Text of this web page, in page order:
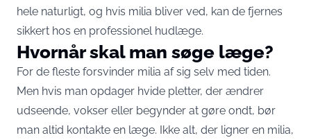
hele naturligt, og hvis milia bliver ved, kan de fjernes
sikkert hos en professionel hudlæge.
Hvornår skal man søge læge?
For de fleste forsvinder milia af sig selv med tiden.
Men hvis man opdager hvide pletter, der ændrer
udseende, vokser eller begynder at gøre ondt, bør
man altid kontakte en læge. Ikke alt, der ligner en milia,